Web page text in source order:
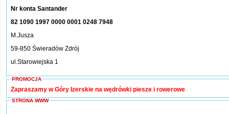
Nr konta Santander
82 1090 1997 0000 0001 0248 7948
M.Jusza
59-850 Świeradów Zdrój
ul.Starowiejska 1
PROMOCJA
Zapraszamy w Góry Izerskie na wędrówki piesze i rowerowe
STRONA WWW